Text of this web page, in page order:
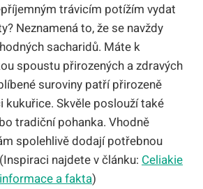
trávicím potížím vydat
Neznamená to, že se navždy
sacharidů. Máte k
spoustu přirozených a zdravých
suroviny patří přirozeně
kukuřice. Skvěle poslouží také
tradiční pohanka. Vhodně
spolehlivě dodají potřebnou
najdete v článku: Celiakie
a fakta)